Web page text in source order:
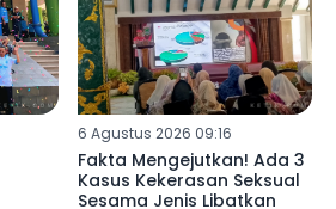
6 Agustus 2026 09:16
Fakta Mengejutkan! Ada 3
Kasus Kekerasan Seksual
Sesama Jenis Libatkan